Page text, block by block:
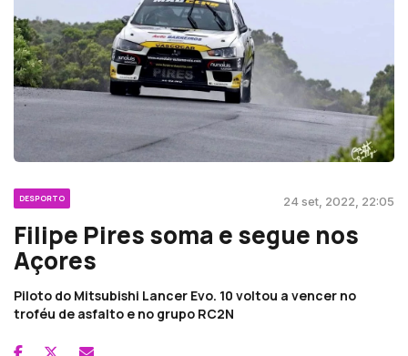
DESPORTO 24 set, 2022, 22:05
Filipe Pires soma e segue nos
Açores
Piloto do Mitsubishi Lancer Evo. 10 voltou a vencer no
troféu de asfalto e no grupo RC2N